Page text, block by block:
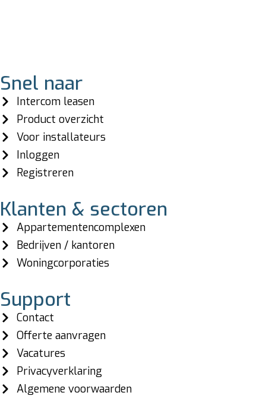
Snel naar
Intercom leasen
Product overzicht
Voor installateurs
Inloggen
Registreren
Klanten & sectoren
Appartementencomplexen
Bedrijven / kantoren
Woningcorporaties
Support
Contact
Offerte aanvragen
Vacatures
Privacyverklaring
Algemene voorwaarden